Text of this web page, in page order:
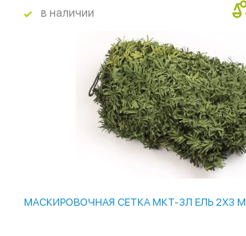
в наличии
новинки
МАСКИРОВОЧНАЯ СЕТКА МКТ-3Л ЕЛЬ 2Х3 М